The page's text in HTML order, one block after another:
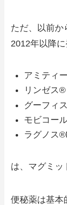
ただ、以前か
2012年以降
アミティ
リンゼス®
グーフィ
モビコー
ラグノス
は、マグミッ
便秘薬は基本